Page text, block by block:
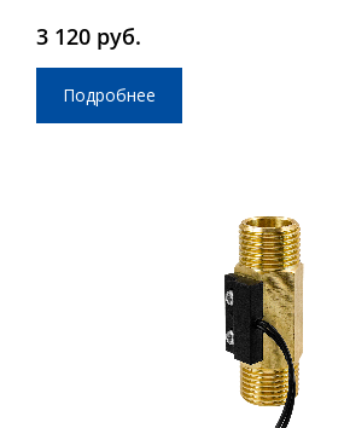
3 120 руб.
Подробнее